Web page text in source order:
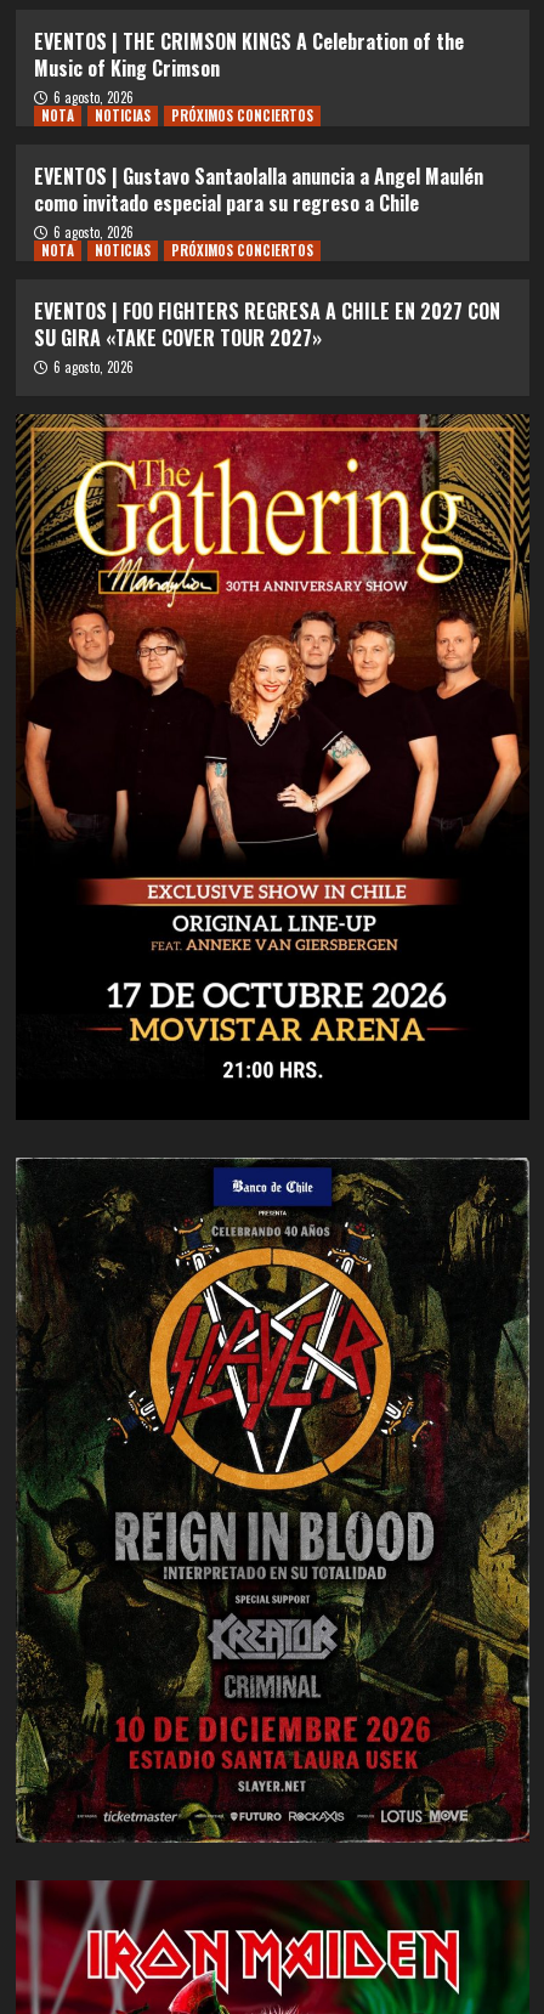
EVENTOS | THE CRIMSON KINGS A Celebration of the
Music of King Crimson
6 agosto, 2026
NOTA
NOTICIAS PRÓXIMOS CONCIERTOS
EVENTOS | Gustavo Santaolalla anuncia a Angel Maulén
como invitado especial para su regreso a Chile
6 agosto, 2026
NOTA
NOTICIAS PRÓXIMOS CONCIERTOS
EVENTOS | FOO FIGHTERS REGRESA A CHILE EN 2027 CON
SU GIRA «TAKE COVER TOUR 2027»
6 agosto, 2026